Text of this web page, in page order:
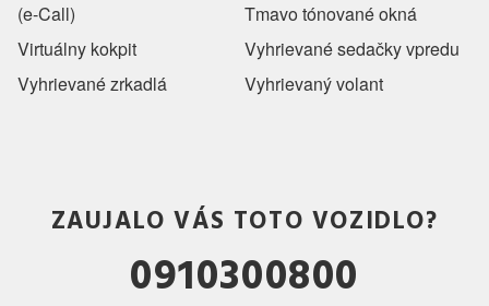
(e-Call)
Tmavo tónované okná
Virtuálny kokpit
Vyhrievané sedačky vpredu
Vyhrievané zrkadlá
Vyhrievaný volant
ZAUJALO VÁS TOTO VOZIDLO?
0910300800